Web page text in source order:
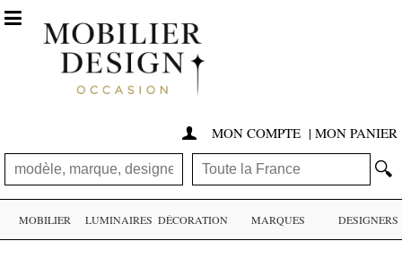
 MON COMPTE | MON PANIER
🔍

MOBILIER LUMINAIRES DÉCORATION MARQUES DESIGNERS